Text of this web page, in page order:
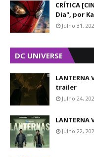
CRÍTICA
Dia", por
Julho 31,
DC UNIVERSE
LANTERNA
trailer
Julho 24,
Julho 22,